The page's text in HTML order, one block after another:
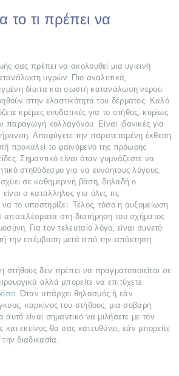
το τι πρέπει να
σας πρέπει να ακολουθεί μια υγιεινή
υγρών. Πιο αναλυτικά,
δίαιτα και σωστή κατανάλωση νερού.
στην ελαστικότητα του δέρματος. Καλό
κρέμες ενυδατικές για το στήθος, κυρίως
παραγωγή κολλαγόνου. Είναι ιδανικές για
Αποφύγετε την παρατεταμένη έκθεση
προκαλεί το φαινόμενο της πρόωρης
Σημαντικό είναι όταν γυμνάζεστε να
στηθόδεσμο για να ευνόητους λόγους.
σε καθημερινή βάση, δηλαδή ο
ο κατάλληλος για όλες τις
να το υποστηρίζει. Τέλος, τόσο η αυξομείωση
αποτελέσματα στη διατήρηση του σχήματος
Για τον τελευταίο λόγο, είναι συνετό
την επέμβαση μετά από την απόκτηση
στήθους δεν πρέπει να πραγματοποιείται σε
αλλά μπορείτε να επιτύχετε
. Όταν υπάρχει θηλασμός ή εάν
καρκίνος του στήθους, μια σοβαρή
αυτό είναι σημαντικό να μιλήσετε με τον
και εκείνος θα σας κατευθύνει, εάν μπορείτε
διαδικασία.